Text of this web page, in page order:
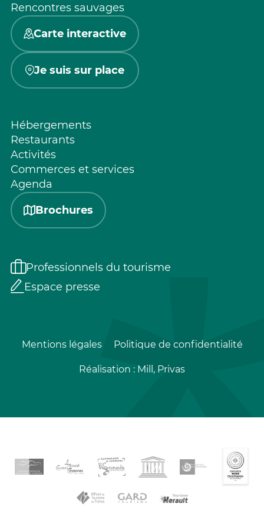
Rencontres sauvages
Carte interactive
Je suis sur place
Hébergements
Restaurants
Activités
Commerces et services
Agenda
Brochures
Professionnels du tourisme
Espace presse
Mentions légales Politique de confidentialité
Réalisation : Mill, Privas